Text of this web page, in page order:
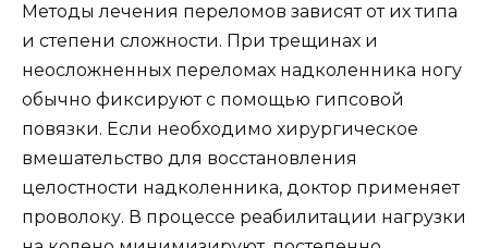
Методы лечения переломов зависят от их типа
и степени сложности. При трещинах и
неосложненных переломах надколенника ногу
обычно фиксируют с помощью гипсовой
повязки. Если необходимо хирургическое
вмешательство для восстановления
целостности надколенника, доктор применяет
проволоку. В процессе реабилитации нагрузки